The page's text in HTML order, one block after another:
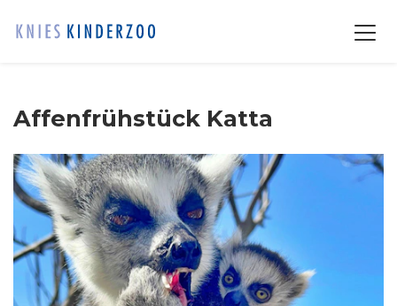
Affenfrühstück Katta